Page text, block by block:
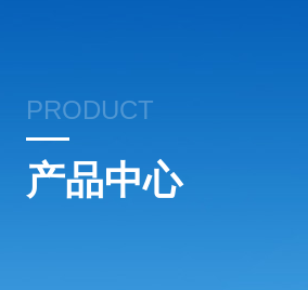
PRODUCT
产品中心